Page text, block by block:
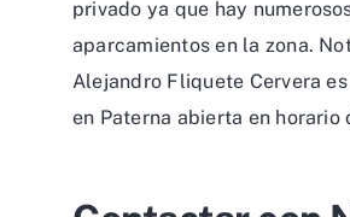
privado ya que hay
aparcamientos en la zona.
Alejandro Fliquete Cervera
en Paterna abierta en horario